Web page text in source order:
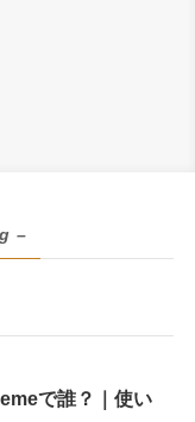
–
で誰？｜使い